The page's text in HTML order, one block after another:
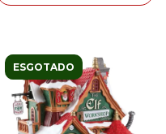
ESGOTADO